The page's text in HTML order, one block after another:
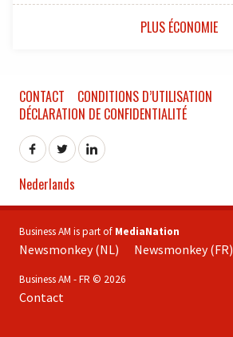
PLUS ÉCONOMIE
CONTACT
CONDITIONS D’UTILISATION
DÉCLARATION DE CONFIDENTIALITÉ
Nederlands
Business AM is part of MediaNation
Newsmonkey (NL) Newsmonkey (FR)
Business AM - FR © 2026
Contact